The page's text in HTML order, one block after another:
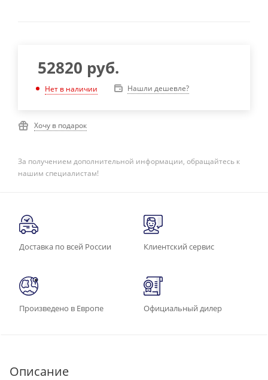
52820 руб.
Нет в наличии Нашли дешевле?
Хочу в подарок
За получением дополнительной информации, обращайтесь к
нашим специалистам!
Доставка по всей России Клиентский сервис
Произведено в Европе Официальный дилер
Описание